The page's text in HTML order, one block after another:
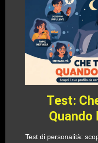
Test:
Quando
Test di personalità: